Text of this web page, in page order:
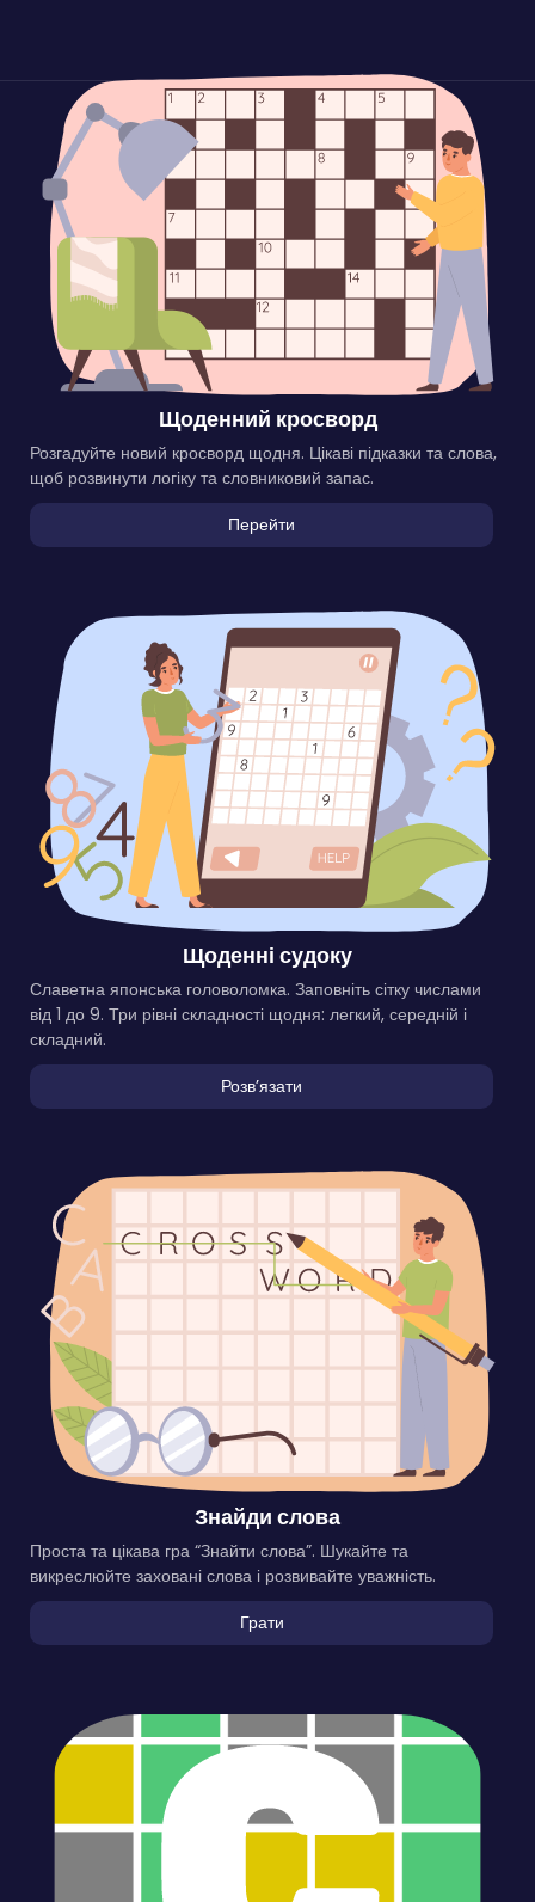
Щоденний кросворд
Розгадуйте новий кросворд щодня. Цікаві підказки та слова,
щоб розвинути логіку та словниковий запас.
Перейти
Щоденні судоку
Славетна японська головоломка. Заповніть сітку числами
від 1 до 9. Три рівні складності щодня: легкий, середній і
складний.
Розвʼязати
Знайди слова
Проста та цікава гра “Знайти слова”. Шукайте та
викреслюйте заховані слова і розвивайте уважність.
Грати